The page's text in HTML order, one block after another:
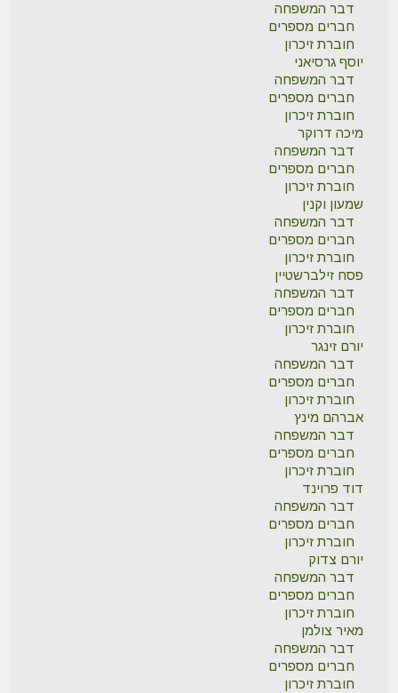
דבר המשפחה
חברים מספרים
חוברת זיכרון
יוסף גרסיאני
דבר המשפחה
חברים מספרים
חוברת זיכרון
מיכה דרוקר
דבר המשפחה
חברים מספרים
חוברת זיכרון
שמעון וקנין
דבר המשפחה
חברים מספרים
חוברת זיכרון
פסח זילברשטיין
דבר המשפחה
חברים מספרים
חוברת זיכרון
יורם זינגר
דבר המשפחה
חברים מספרים
חוברת זיכרון
אברהם מינץ
דבר המשפחה
חברים מספרים
חוברת זיכרון
דוד פרוינד
דבר המשפחה
חברים מספרים
חוברת זיכרון
יורם צדוק
דבר המשפחה
חברים מספרים
חוברת זיכרון
מאיר צולמן
דבר המשפחה
חברים מספרים
חוברת זיכרון